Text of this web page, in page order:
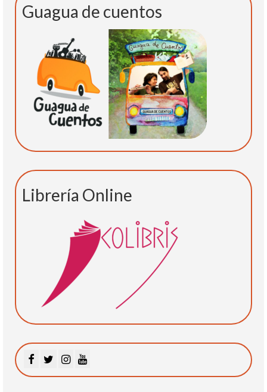
Guagua de cuentos
Librería Online